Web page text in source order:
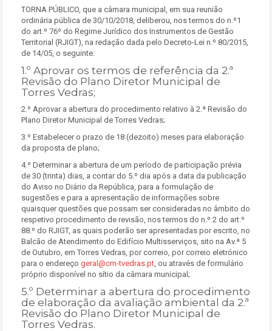
TORNA PÚBLICO, que a câmara municipal, em sua reunião
ordinária pública de 30/10/2018, deliberou, nos termos do n.º1
do art.º 76º do Regime Jurídico dos Instrumentos de Gestão
Territorial (RJIGT), na redação dada pelo Decreto-Lei n.º 80/2015,
de 14/05, o seguinte:
1.º Aprovar os termos de referência da 2.ª
Revisão do Plano Diretor Municipal de
Torres Vedras;
2.º Aprovar a abertura do procedimento relativo à 2.ª Revisão do
Plano Diretor Municipal de Torres Vedras;
3.º Estabelecer o prazo de 18 (dezoito) meses para elaboração
da proposta de plano;
4.º Determinar a abertura de um período de participação prévia
de 30 (trinta) dias, a contar do 5.º dia após a data da publicação
do Aviso no Diário da República, para a formulação de
sugestões e para a apresentação de informações sobre
quaisquer questões que possam ser consideradas no âmbito do
respetivo procedimento de revisão, nos termos do n.º 2 do art.º
88.º do RJIGT, as quais poderão ser apresentadas por escrito, no
Balcão de Atendimento do Edifício Multisserviços, sito na Av.ª 5
de Outubro, em Torres Vedras, por correio, por correio eletrónico
para o endereço geral@cm-tvedras.pt, ou através de formulário
próprio disponível no sítio da câmara municipal;
5.º Determinar a abertura do procedimento
de elaboração da avaliação ambiental da 2.ª
Revisão do Plano Diretor Municipal de
Torres Vedras.